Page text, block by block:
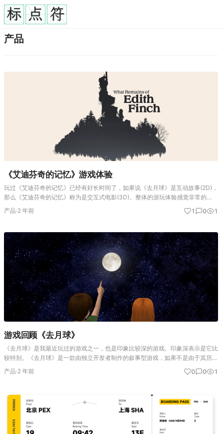
产品
《艾迪芬奇的记忆》游戏体验
玩过《艾迪芬奇的记忆》已经有好长时间了，如果说《去月球》是互动故事(2D)，
那么《艾迪芬奇的记忆》称为是交互式电影(3D)。整体的游玩体验感觉非常的
好。以下内容主要来自ChatGPT。 《艾迪芬奇的记忆》的游戏体验 《艾迪芬奇的
记忆》（Wh…
产品·2 年前 1 0 1
游戏回顾《去月球》
《去月球》是我最近玩过的游戏之一，也是印象比较深的游戏。印象深表示是它比
较特别。《去月球》是一款由独立开发者制作的叙事型游戏，如果不是由于其历史
评分较高+史低价格，我也不会去玩这款游戏。 《去月球》是一款由独立开发者制
作的叙事型游戏，如果不…
产品·2 年前 0 0 1